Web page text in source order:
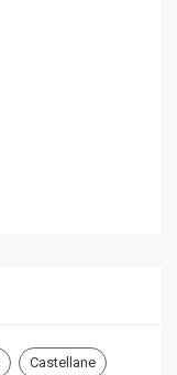
Castellane